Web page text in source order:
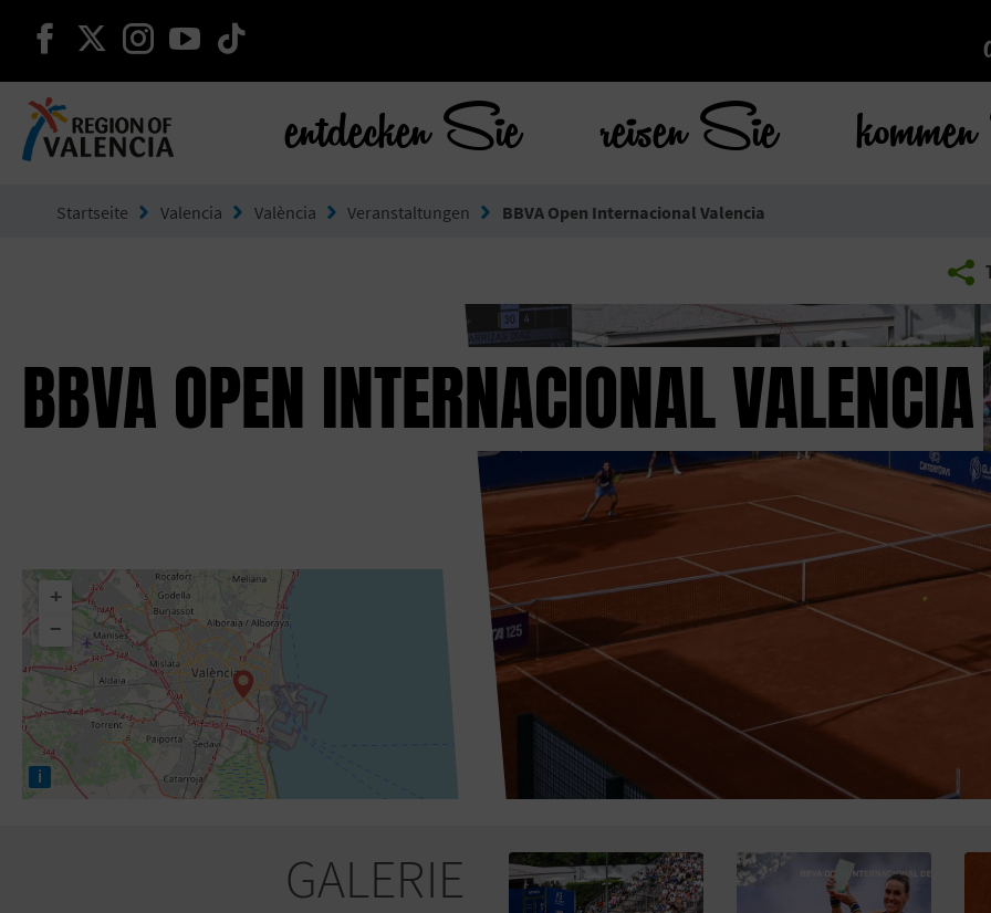
weiter auf facebook
weiter auf twitter
weiter auf instagram
weiter auf youtube
entdecken Sie reisen Sie
Startseite Valencia València Veranstaltungen BBVA Open Internacional Valencia
BBVA OPEN INTERNACIONAL VALENCIA
+
−
i
GALERIE